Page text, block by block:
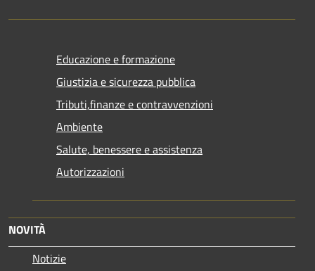
Educazione e formazione
Giustizia e sicurezza pubblica
Tributi,finanze e contravvenzioni
Ambiente
Salute, benessere e assistenza
Autorizzazioni
NOVITÀ
Notizie